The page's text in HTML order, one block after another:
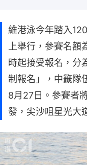
維港泳今年踏入
上舉行，參賽名額
時起接受報名，分
制報名」，中籤隊
8月27日。參賽者
發，尖沙咀星光大